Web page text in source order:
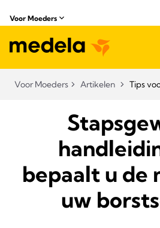
Voor Moeders
Voor Moeders Artikelen Tips
bepaalt u de
uw